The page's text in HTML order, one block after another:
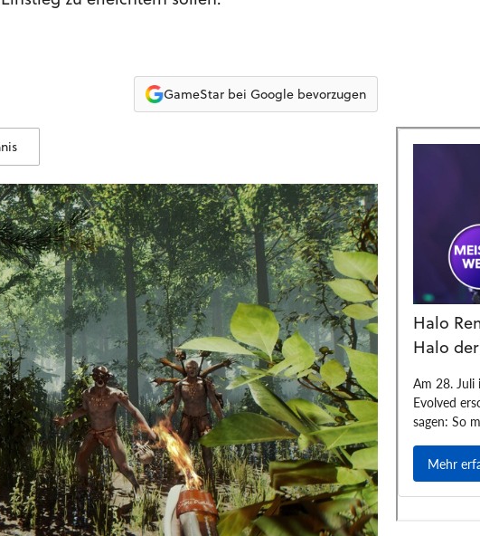
GameStar bei Google bevorzugen